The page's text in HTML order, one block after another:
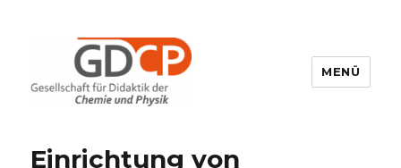
MENÜ
Einrichtung von